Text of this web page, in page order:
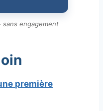
sans engagement
première